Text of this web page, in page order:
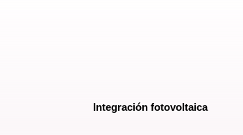
Integración fotovoltaica